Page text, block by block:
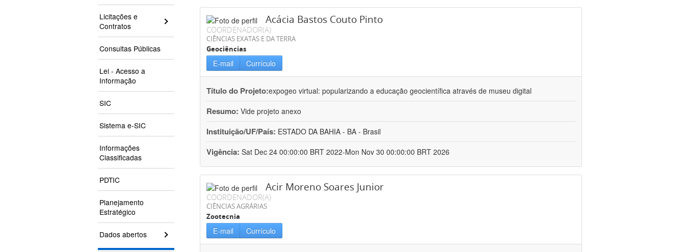
Licitações e
Contratos
Consultas Públicas
Lei - Acesso a
Informação
SIC
Sistema e-SIC
Informações
Classificadas
PDTIC
Planejamento
Estratégico
Dados abertos
Acácia Bastos Couto Pinto
COORDENADOR(A)
CIÊNCIAS EXATAS E DA TERRA
Geociências
E-mail Currículo
Título do Projeto:expogeo virtual: popularizando a educação geocientífica através de museu digital
Resumo: Vide projeto anexo
Instituição/UF/País: ESTADO DA BAHIA - BA - Brasil
Vigência: Sat Dec 24 00:00:00 BRT 2022-Mon Nov 30 00:00:00 BRT 2026
Acir Moreno Soares Junior
COORDENADOR(A)
CIÊNCIAS AGRÁRIAS
Zootecnia
E-mail Currículo